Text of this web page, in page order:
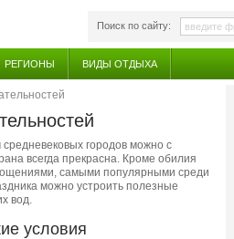
Поиск по сайту:
РЕГИОНЫ ВИДЫ ОТДЫХА
городов можно с
всегда прекрасна. Кроме обилия
самыми популярными среди
можно устроить полезные
вод.
условия